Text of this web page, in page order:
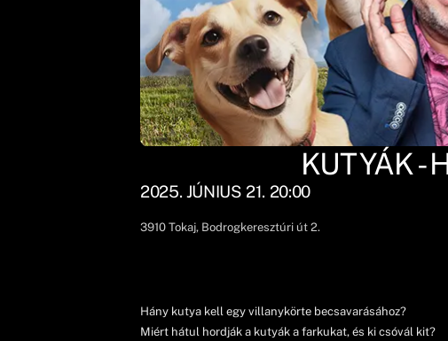
KUTYÁK -
2025. JÚNIUS 21. 20:00
3910 Tokaj, Bodrogkeresztúri út 2.
Hány kutya kell egy villanykörte becsavarásához?
Miért hátul hordják a kutyák a farkukat, és ki csóvál kit?